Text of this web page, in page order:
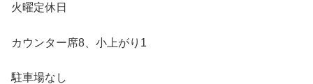
火曜定休日
カウンター席8、小上がり1
駐車場なし